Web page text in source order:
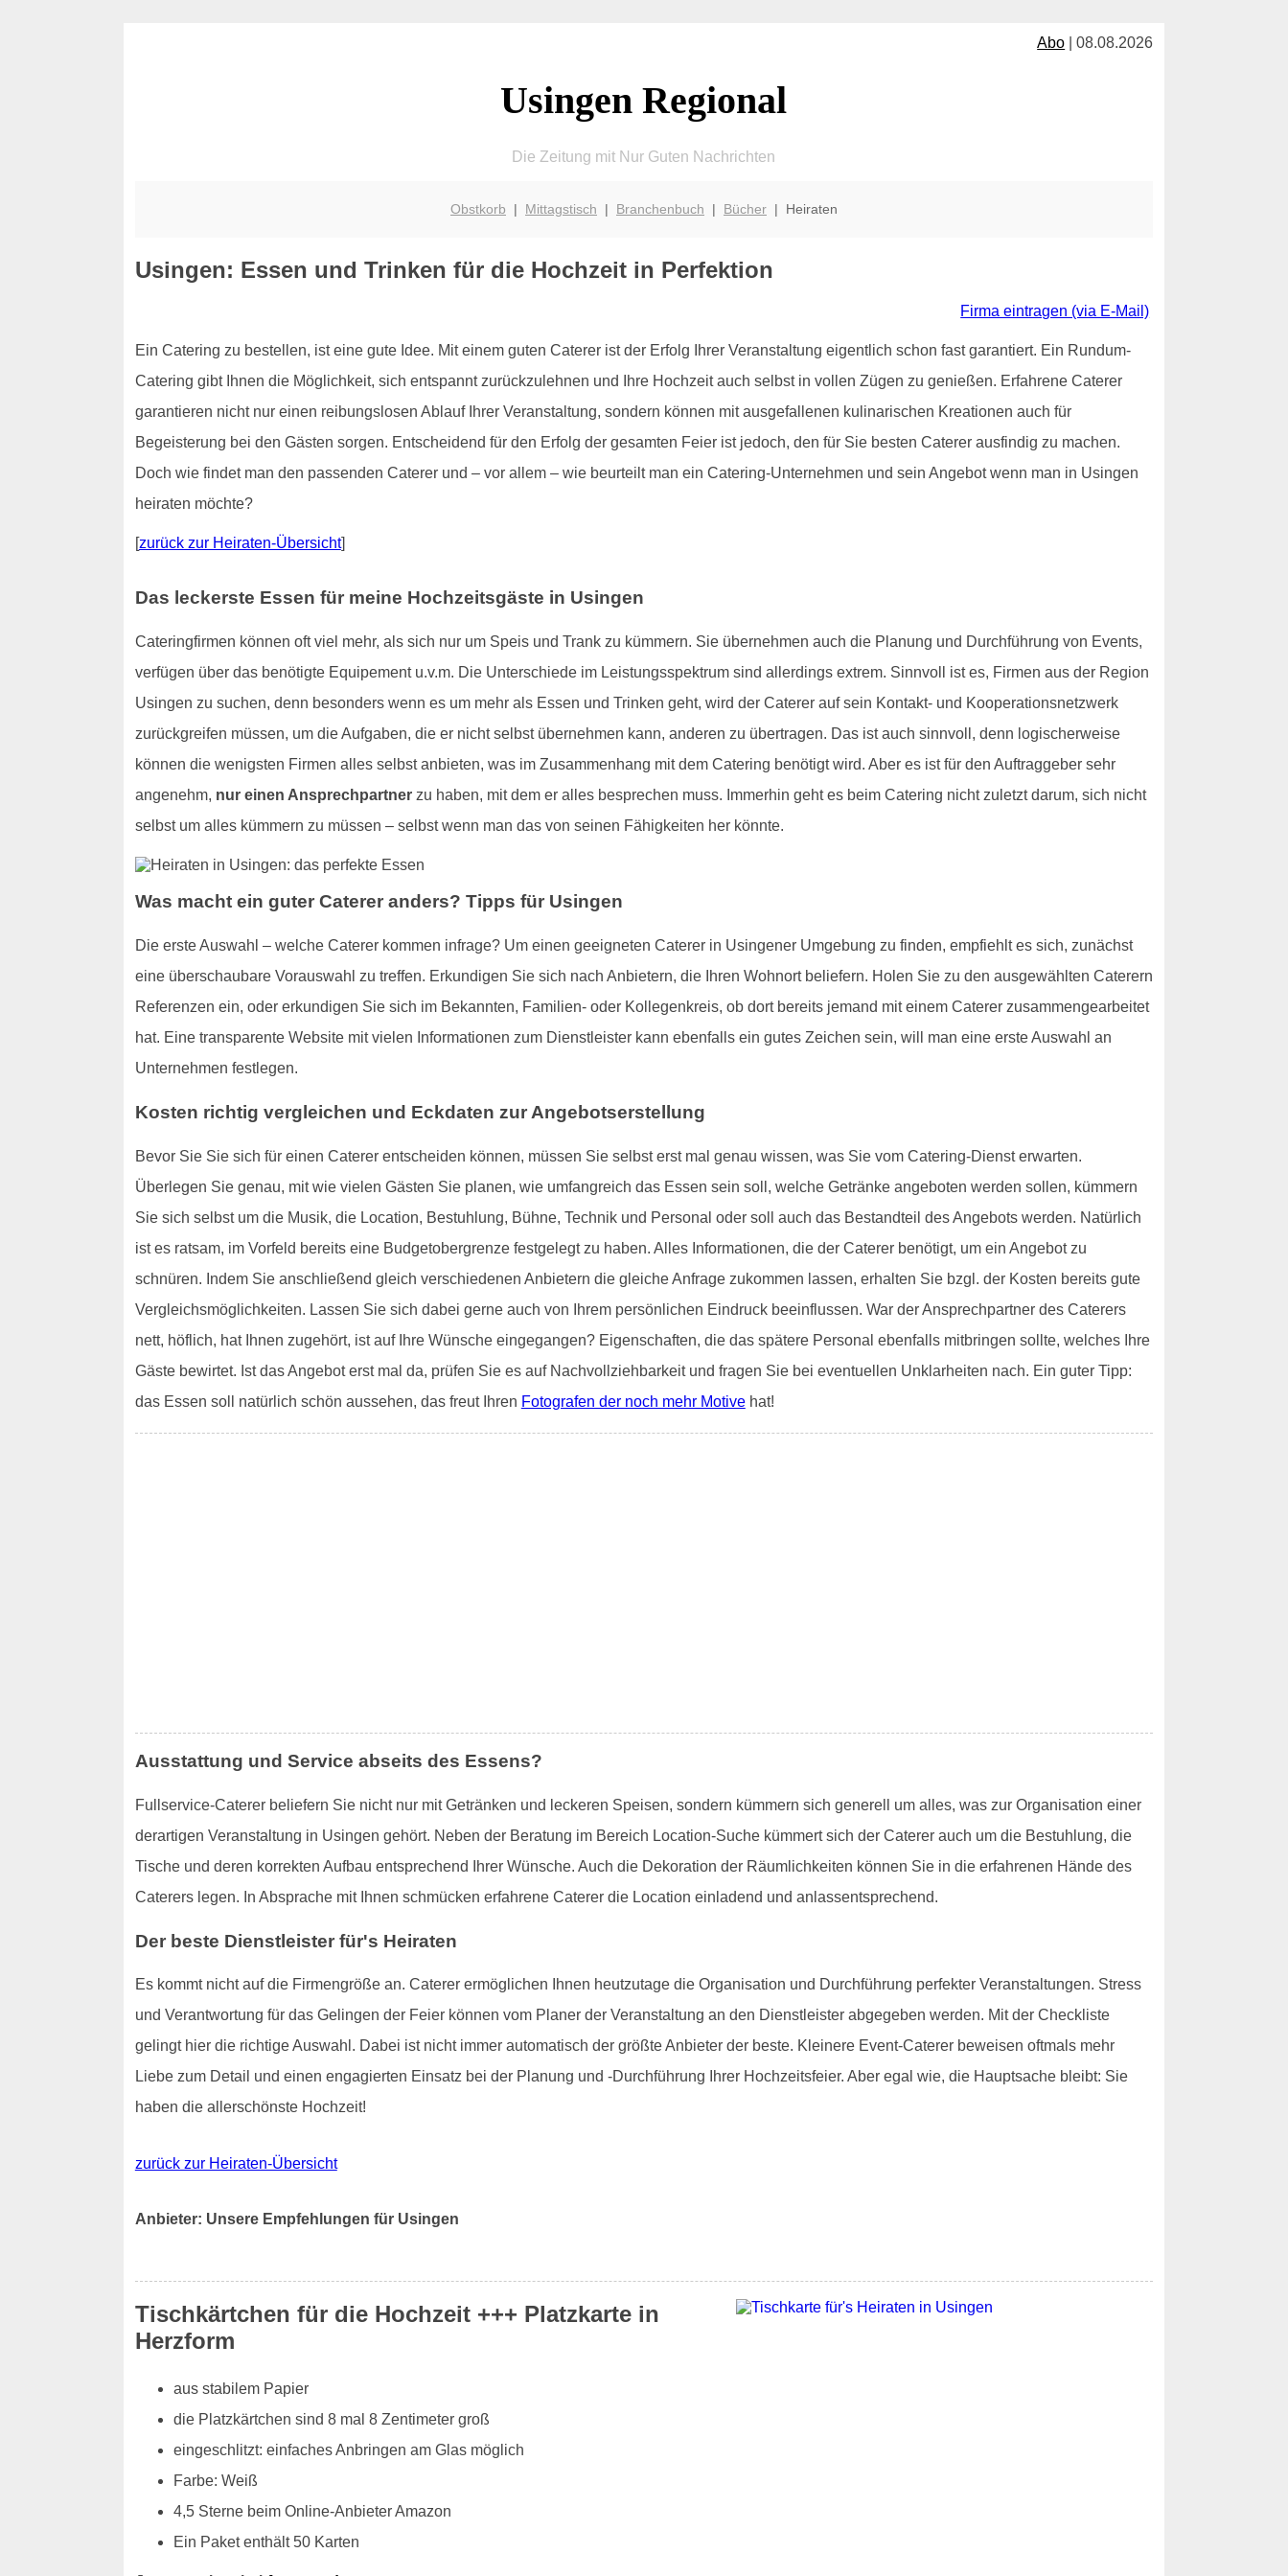
Abo | 08.08.2026
Usingen Regional
Die Zeitung mit Nur Guten Nachrichten
Obstkorb | Mittagstisch | Branchenbuch | Bücher| Heiraten
Usingen: Essen und Trinken für die Hochzeit in Perfektion
Firma eintragen (via E-Mail)
Ein Catering zu bestellen, ist eine gute Idee. Mit einem guten Caterer ist der Erfolg Ihrer Veranstaltung eigentlich schon fast garantiert. Ein Rundum-
Catering gibt Ihnen die Möglichkeit, sich entspannt zurückzulehnen und Ihre Hochzeit auch selbst in vollen Zügen zu genießen. Erfahrene Caterer
garantieren nicht nur einen reibungslosen Ablauf Ihrer Veranstaltung, sondern können mit ausgefallenen kulinarischen Kreationen auch für
Begeisterung bei den Gästen sorgen. Entscheidend für den Erfolg der gesamten Feier ist jedoch, den für Sie besten Caterer ausfindig zu machen.
Doch wie findet man den passenden Caterer und – vor allem – wie beurteilt man ein Catering-Unternehmen und sein Angebot wenn man in Usingen
heiraten möchte?
[zurück zur Heiraten-Übersicht]
Das leckerste Essen für meine Hochzeitsgäste in Usingen
Cateringfirmen können oft viel mehr, als sich nur um Speis und Trank zu kümmern. Sie übernehmen auch die Planung und Durchführung von Events,
verfügen über das benötigte Equipement u.v.m. Die Unterschiede im Leistungsspektrum sind allerdings extrem. Sinnvoll ist es, Firmen aus der Region
Usingen zu suchen, denn besonders wenn es um mehr als Essen und Trinken geht, wird der Caterer auf sein Kontakt- und Kooperationsnetzwerk
zurückgreifen müssen, um die Aufgaben, die er nicht selbst übernehmen kann, anderen zu übertragen. Das ist auch sinnvoll, denn logischerweise
können die wenigsten Firmen alles selbst anbieten, was im Zusammenhang mit dem Catering benötigt wird. Aber es ist für den Auftraggeber sehr
angenehm, nur einen Ansprechpartnerzu haben, mit dem er alles besprechen muss. Immerhin geht es beim Catering nicht zuletzt darum, sich nicht
selbst um alles kümmern zu müssen – selbst wenn man das von seinen Fähigkeiten her könnte.
Was macht ein guter Caterer anders? Tipps für Usingen
Die erste Auswahl – welche Caterer kommen infrage? Um einen geeigneten Caterer in Usingener Umgebung zu finden, empfiehlt es sich, zunächst
eine überschaubare Vorauswahl zu treffen. Erkundigen Sie sich nach Anbietern, die Ihren Wohnort beliefern. Holen Sie zu den ausgewählten Caterern
Referenzen ein, oder erkundigen Sie sich im Bekannten, Familien- oder Kollegenkreis, ob dort bereits jemand mit einem Caterer zusammengearbeitet
hat. Eine transparente Website mit vielen Informationen zum Dienstleister kann ebenfalls ein gutes Zeichen sein, will man eine erste Auswahl an
Unternehmen festlegen.
Kosten richtig vergleichen und Eckdaten zur Angebotserstellung
Bevor Sie Sie sich für einen Caterer entscheiden können, müssen Sie selbst erst mal genau wissen, was Sie vom Catering-Dienst erwarten.
Überlegen Sie genau, mit wie vielen Gästen Sie planen, wie umfangreich das Essen sein soll, welche Getränke angeboten werden sollen, kümmern
Sie sich selbst um die Musik, die Location, Bestuhlung, Bühne, Technik und Personal oder soll auch das Bestandteil des Angebots werden. Natürlich
ist es ratsam, im Vorfeld bereits eine Budgetobergrenze festgelegt zu haben. Alles Informationen, die der Caterer benötigt, um ein Angebot zu
schnüren. Indem Sie anschließend gleich verschiedenen Anbietern die gleiche Anfrage zukommen lassen, erhalten Sie bzgl. der Kosten bereits gute
Vergleichsmöglichkeiten. Lassen Sie sich dabei gerne auch von Ihrem persönlichen Eindruck beeinflussen. War der Ansprechpartner des Caterers
nett, höflich, hat Ihnen zugehört, ist auf Ihre Wünsche eingegangen? Eigenschaften, die das spätere Personal ebenfalls mitbringen sollte, welches Ihre
Gäste bewirtet. Ist das Angebot erst mal da, prüfen Sie es auf Nachvollziehbarkeit und fragen Sie bei eventuellen Unklarheiten nach. Ein guter Tipp:
das Essen soll natürlich schön aussehen, das freut Ihren Fotografen der noch mehr Motivehat!
Ausstattung und Service abseits des Essens?
Fullservice-Caterer beliefern Sie nicht nur mit Getränken und leckeren Speisen, sondern kümmern sich generell um alles, was zur Organisation einer
derartigen Veranstaltung in Usingen gehört. Neben der Beratung im Bereich Location-Suche kümmert sich der Caterer auch um die Bestuhlung, die
Tische und deren korrekten Aufbau entsprechend Ihrer Wünsche. Auch die Dekoration der Räumlichkeiten können Sie in die erfahrenen Hände des
Caterers legen. In Absprache mit Ihnen schmücken erfahrene Caterer die Location einladend und anlassentsprechend.
Der beste Dienstleister für's Heiraten
Es kommt nicht auf die Firmengröße an. Caterer ermöglichen Ihnen heutzutage die Organisation und Durchführung perfekter Veranstaltungen. Stress
und Verantwortung für das Gelingen der Feier können vom Planer der Veranstaltung an den Dienstleister abgegeben werden. Mit der Checkliste
gelingt hier die richtige Auswahl. Dabei ist nicht immer automatisch der größte Anbieter der beste. Kleinere Event-Caterer beweisen oftmals mehr
Liebe zum Detail und einen engagierten Einsatz bei der Planung und -Durchführung Ihrer Hochzeitsfeier. Aber egal wie, die Hauptsache bleibt: Sie
haben die allerschönste Hochzeit!
zurück zur Heiraten-Übersicht
Anbieter: Unsere Empfehlungen für Usingen
Tischkärtchen für die Hochzeit +++ Platzkarte in
Herzform
aus stabilem Papier
die Platzkärtchen sind 8 mal 8 Zentimeter groß
eingeschlitzt: einfaches Anbringen am Glas möglich
Farbe: Weiß
4,5 Sterne beim Online-Anbieter Amazon
Ein Paket enthält 50 Karten